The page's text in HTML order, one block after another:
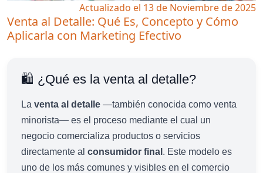
Actualizado el 13 de Noviembre de 2025
Venta al Detalle: Qué Es, Concepto y Cómo
Aplicarla con Marketing Efectivo
🛍️ ¿Qué es la venta al detalle?
La venta al detalle —también conocida como venta
minorista— es el proceso mediante el cual un
negocio comercializa productos o servicios
directamente al consumidor final . Este modelo es
uno de los más comunes y visibles en el comercio